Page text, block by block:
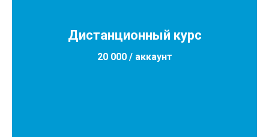
Дистанционный курс
20 000 / аккаунт